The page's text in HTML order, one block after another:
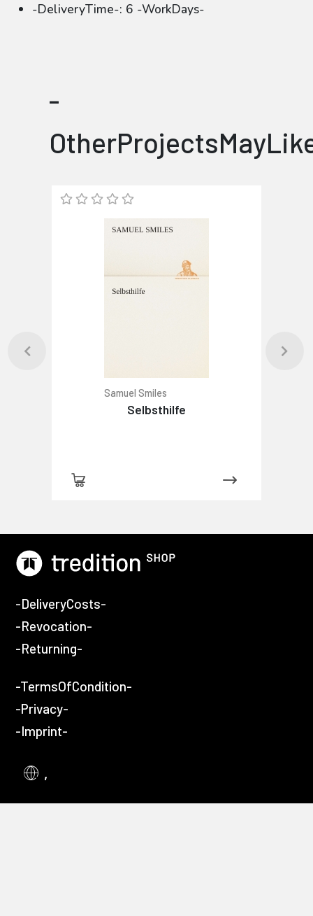
-DeliveryTime-: 6 -WorkDays-
-
Samuel Smiles
Selbsthilfe
-DeliveryCosts-
-Revocation-
-Returning-
-TermsOfCondition-
-Privacy-
-Imprint-
,